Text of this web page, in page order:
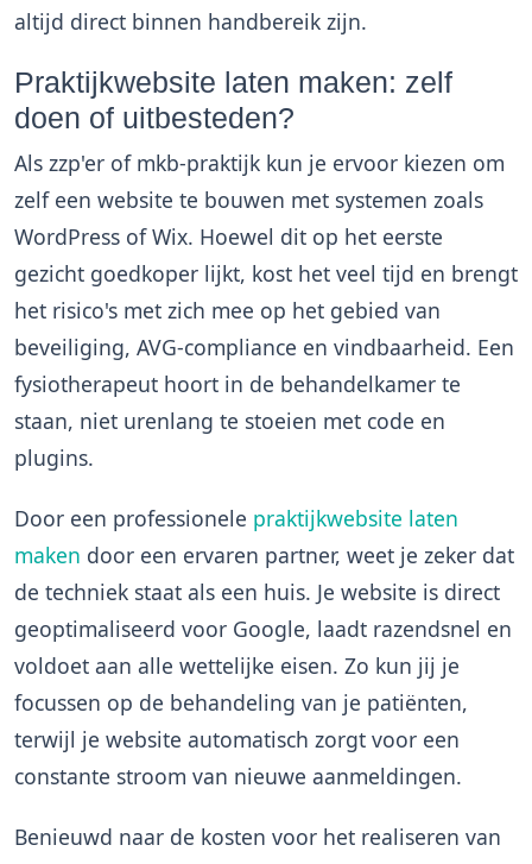
altijd direct binnen handbereik zijn.
Praktijkwebsite laten maken: zelf
doen of uitbesteden?
Als zzp'er of mkb-praktijk kun je ervoor kiezen om
zelf een website te bouwen met systemen zoals
WordPress of Wix. Hoewel dit op het eerste
gezicht goedkoper lijkt, kost het veel tijd en brengt
het risico's met zich mee op het gebied van
beveiliging, AVG-compliance en vindbaarheid. Een
fysiotherapeut hoort in de behandelkamer te
staan, niet urenlang te stoeien met code en
plugins.
Door een professionele praktijkwebsite laten
maken door een ervaren partner, weet je zeker dat
de techniek staat als een huis. Je website is direct
geoptimaliseerd voor Google, laadt razendsnel en
voldoet aan alle wettelijke eisen. Zo kun jij je
focussen op de behandeling van je patiënten,
terwijl je website automatisch zorgt voor een
constante stroom van nieuwe aanmeldingen.
Benieuwd naar de kosten voor het realiseren van